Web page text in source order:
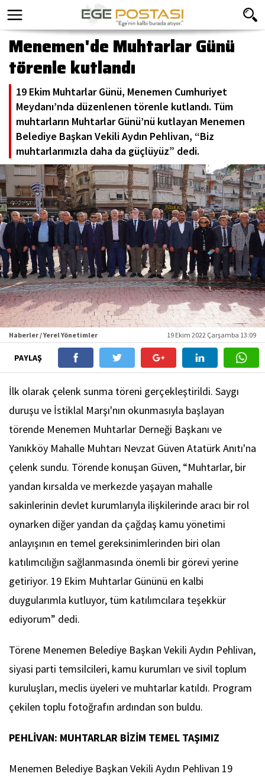
Menemen'de Muhtarlar Günü
törenle kutlandı
19 Ekim Muhtarlar Günü, Menemen Cumhuriyet
Meydanı’nda düzenlenen törenle kutlandı. Tüm
muhtarların Muhtarlar Günü’nü kutlayan Menemen
Belediye Başkan Vekili Aydın Pehlivan, “Biz
muhtarlarımızla daha da güçlüyüz” dedi.
Haberler / Yerel Yönetimler 19 Ekim 2022 Çarşamba 13:09
PAYLAŞ
İlk olarak çelenk sunma töreni gerçekleştirildi. Saygı
duruşu ve İstiklal Marşı'nın okunmasıyla başlayan
törende Menemen Muhtarlar Derneği Başkanı ve
Yanıkköy Mahalle Muhtarı Nevzat Güven Atatürk Anıtı'na
çelenk sundu. Törende konuşan Güven, “Muhtarlar, bir
yandan kırsalda ve merkezde yaşayan mahalle
sakinlerinin devlet kurumlarıyla ilişkilerinde aracı bir rol
oynarken diğer yandan da çağdaş kamu yönetimi
anlayışının en temel gereksinimlerinden biri olan
katılımcılığın sağlanmasında önemli bir görevi yerine
getiriyor. 19 Ekim Muhtarlar Gününü en kalbi
duygularımla kutluyor, tüm katılımcılara teşekkür
ediyorum” dedi.
Törene Menemen Belediye Başkan Vekili Aydın Pehlivan,
siyasi parti temsilcileri, kamu kurumları ve sivil toplum
kuruluşları, meclis üyeleri ve muhtarlar katıldı. Program
çekilen toplu fotoğrafın ardından son buldu.
PEHLİVAN: MUHTARLAR BİZİM TEMEL TAŞIMIZ
Menemen Belediye Başkan Vekili Aydın Pehlivan 19